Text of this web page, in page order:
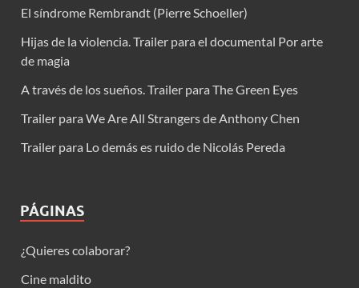
El síndrome Rembrandt (Pierre Schoeller)
Hijas de la violencia. Trailer para el documental Por arte
de magia
A través de los sueños. Trailer para The Green Eyes
Trailer para We Are All Strangers de Anthony Chen
Trailer para Lo demás es ruido de Nicolás Pereda
PÁGINAS
¿Quieres colaborar?
Cine maldito